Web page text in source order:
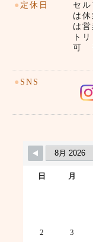
● 定休日
セ
は
は
ト
可
● SNS
日 月
2 3